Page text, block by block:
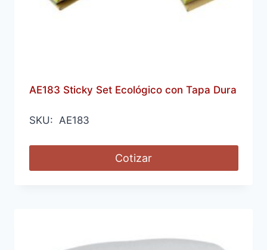
AE183 Sticky Set Ecológico con Tapa Dura
SKU: AE183
Cotizar